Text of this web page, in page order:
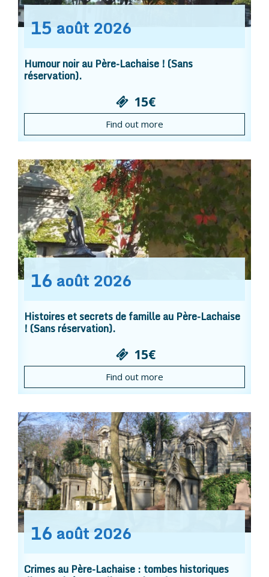
15 août 2026
Humour noir au Père-Lachaise ! (Sans
réservation).
15€
Find out more
16 août 2026
Histoires et secrets de famille au Père-Lachaise
! (Sans réservation).
15€
Find out more
16 août 2026
Crimes au Père-Lachaise : tombes historiques